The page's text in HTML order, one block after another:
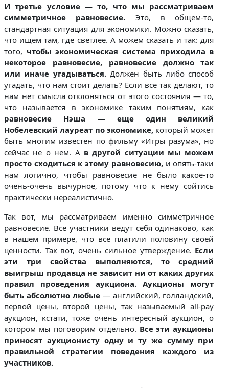
И третье условие — то, что мы рассматриваем
симметричное равновесие. Это, в общем-то,
стандартная ситуация для экономики. Можно сказать,
что ищем там, где светлее. А можем сказать и так: для
того, чтобы экономическая система приходила в
некоторое равновесие, равновесие должно так
или иначе угадываться. Должен быть либо способ
угадать, что нам стоит делать? Если все так делают, то
нам нет смысла отклоняться от этого состояния — то,
что называется в экономике таким понятиям, как
равновесие Нэша — еще один великий
Нобелевский лауреат по экономике, который может
быть многим известен по фильму «Игры разума», но
сейчас не о нем. А в другой ситуации мы можем
просто сходиться к этому равновесию, и опять-таки
нам логично, чтобы равновесие не было какое-то
очень-очень вычурное, потому что к нему сойтись
практически нереалистично.
Так вот, мы рассматриваем именно симметричное
равновесие. Все участники ведут себя одинаково, как
в нашем примере, что все платили половину своей
ценности. Так вот, очень сильное утверждение. Если
эти три свойства выполняются, то средний
выигрыш продавца не зависит ни от каких других
правил проведения аукциона. Аукционы могут
быть абсолютно любые — английский, голландский,
первой цены, второй цены, так называемый all-pay
аукцион, кстати, тоже очень интересный аукцион, о
котором мы поговорим отдельно. Все эти аукционы
приносят аукционисту одну и ту же сумму при
правильной стратегии поведения каждого из
участников.